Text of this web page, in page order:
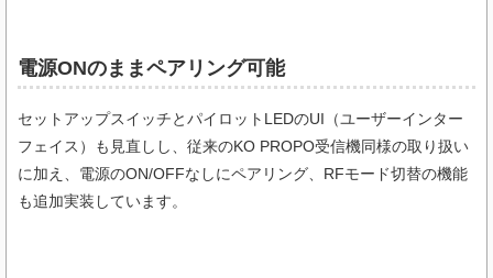
電源ONのままペアリング可能
セットアップスイッチとパイロットLEDのUI（ユーザーインター
フェイス）も見直しし、従来のKO PROPO受信機同様の取り扱い
に加え、電源のON/OFFなしにペアリング、RFモード切替の機能
も追加実装しています。